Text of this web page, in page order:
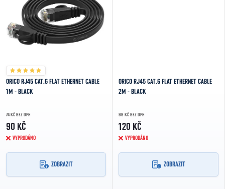
ORICO RJ45 CAT.6 FLAT ETHERNET CABLE
1M - BLACK
74 KČ BEZ DPH
90 KČ
VYPRODÁNO
ZOBRAZIT
ORICO RJ45 CAT.6 FLAT ETHERNET CABLE
2M - BLACK
99 KČ BEZ DPH
120 KČ
VYPRODÁNO
ZOBRAZIT